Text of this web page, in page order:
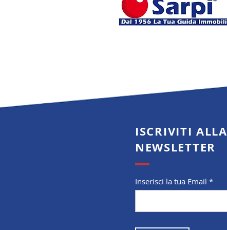
ISCRIVITI ALLA
NEWSLETTER
Inserisci la tua Email